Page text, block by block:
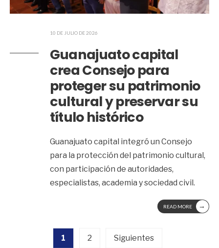
10 DE JULIO DE 2026
Guanajuato capital
crea Consejo para
proteger su patrimonio
cultural y preservar su
título histórico
Guanajuato capital integró un Consejo
para la protección del patrimonio cultural,
con participación de autoridades,
especialistas, academia y sociedad civil.
READ MORE →
Paginación
1 2 Siguientes